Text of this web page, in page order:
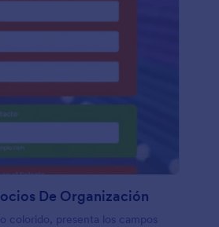
De Organización
colorido, presenta los campos